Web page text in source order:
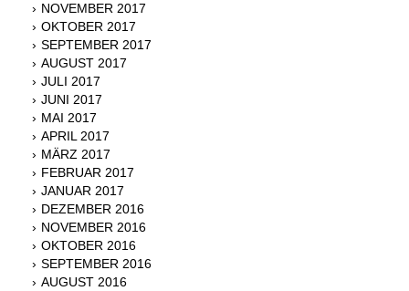
NOVEMBER 2017
OKTOBER 2017
SEPTEMBER 2017
AUGUST 2017
JULI 2017
JUNI 2017
MAI 2017
APRIL 2017
MÄRZ 2017
FEBRUAR 2017
JANUAR 2017
DEZEMBER 2016
NOVEMBER 2016
OKTOBER 2016
SEPTEMBER 2016
AUGUST 2016